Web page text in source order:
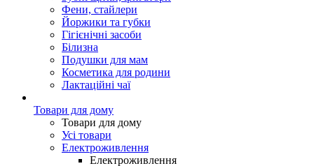
Фени, стайлери
Йоржики та губки
Гігієнічні засоби
Білизна
Подушки для мам
Косметика для родини
Лактаційні чаї
Товари для дому
Товари для дому
Усі товари
Електроживлення
Електроживлення